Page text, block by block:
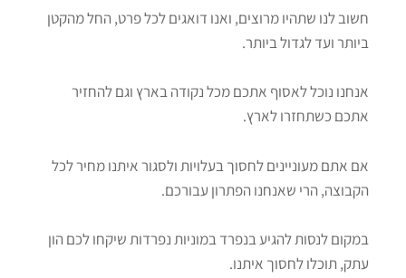
חשוב לנו שתהיו מרוצים, ואנו דואגים לכל פרט, החל מהקטן
ביותר ועד לגדול ביותר.
אנחנו נוכל לאסוף אתכם מכל נקודה בארץ וגם להחזיר
אתכם כשתחזרו לארץ.
אם אתם מעוניינים לחסוך בעלויות ולסגור איתנו מחיר לכל
הקבוצה, הרי שאנחנו הפתרון עבורכם.
במקום לנסות להגיע בנפרד במוניות נפרדות שיקחו לכם הון
עתק, תוכלו לחסוך איתנו.